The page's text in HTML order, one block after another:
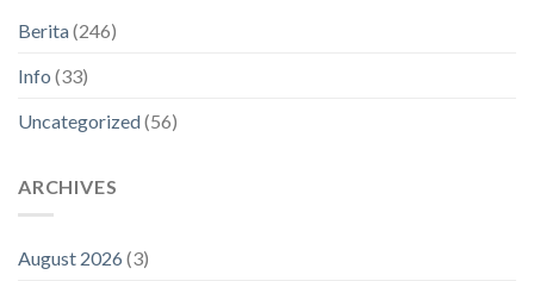
Berita(246)
Info (33)
Uncategorized(56)
ARCHIVES
August 2026 (3)